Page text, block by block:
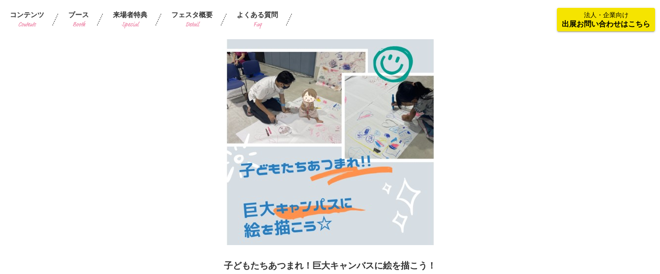
コンテンツ
Contents
ブース
Booth
来場者特典
Special
フェスタ概要
Detail
よくある質問
Faq
法人・企業向け
出展お問い合わせはこちら
子どもたちあつまれ！巨大キャンバスに絵を描こう！